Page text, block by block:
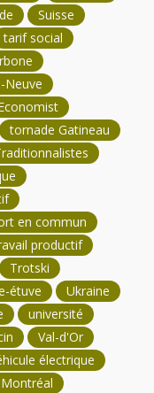
Suisse
tarif social
Neuve
tornade Gatineau
en commun
productif
Trotski
étuve
Ukraine
université
Val-d'Or
électrique